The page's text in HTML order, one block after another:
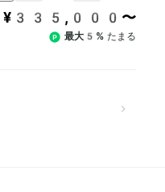
¥335,000〜
最大5% たまる